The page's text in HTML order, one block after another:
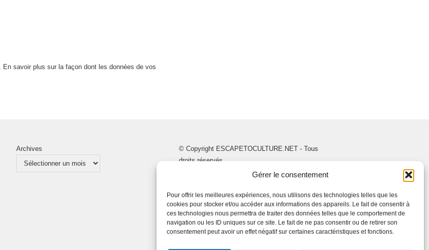
Gérer le consentement
Pour offrir les meilleures expériences, nous utilisons des technologies telles que les
cookies pour stocker et/ou accéder aux informations des appareils. Le fait de consentir à
ces technologies nous permettra de traiter des données telles que le comportement de
navigation ou les ID uniques sur ce site. Le fait de ne pas consentir ou de retirer son
consentement peut avoir un effet négatif sur certaines caractéristiques et fonctions.
En savoir plus sur la façon dont les données de vos
Archives
© Copyright ESCAPETOCULTURE.NET - Tous
droits réservés.